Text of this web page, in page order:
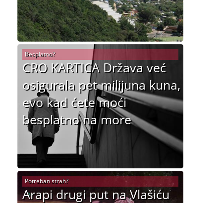
CRO KARTICA Država već
osigurala pet milijuna kuna,
evo kad ćete moći
besplatno na more
Besplatno?
Arapi drugi put na Vlašiću
Potreban strah?